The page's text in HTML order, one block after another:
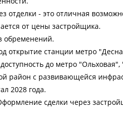
отделки - это отличная
от цены застройщика.
обременений.
открытие станции метро
до метро
район с развивающейся
2028 года.
сделки через